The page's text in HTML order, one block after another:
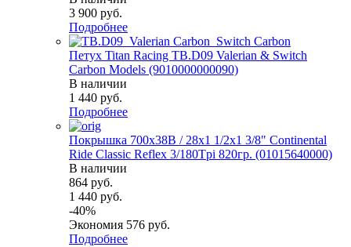
3 900 руб.
Подробнее
Петух Titan Racing TB.D09 Valerian & Switch
Carbon Models (9010000000090)
В наличии
1 440 руб.
Подробнее
Покрышка 700x38B / 28x1 1/2х1 3/8" Continental
Ride Classic Reflex 3/180Tpi 820гр. (01015640000)
В наличии
864 руб.
1 440 руб.
-40%
Экономия 576 руб.
Подробнее